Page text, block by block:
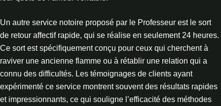
Un autre service notoire proposé par le Professeur est le sort
de retour affectif rapide, qui se réalise en seulement 24 heures.
Ce sort est spécifiquement conçu pour ceux qui cherchent à
raviver une ancienne flamme ou à rétablir une relation qui a
connu des difficultés. Les témoignages de clients ayant
expérimenté ce service montrent souvent des résultats rapides
et impressionnants, ce qui souligne l’efficacité des méthodes